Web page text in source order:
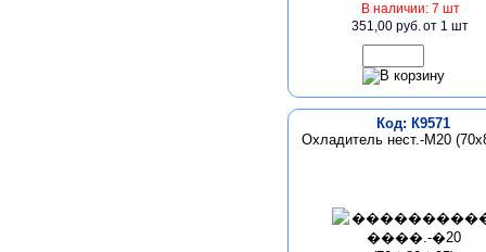
В наличии: 7 шт
351,00 руб.от 1 шт
Код: К9571
Охладитель нест.-М20